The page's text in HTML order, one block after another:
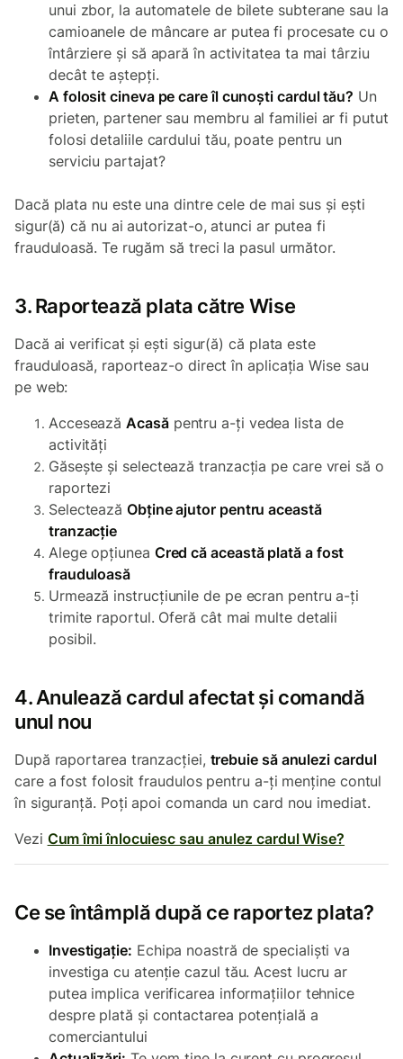
unui zbor, la automatele de bilete subterane sau la
camioanele de mâncare ar putea fi procesate cu o
întârziere și să apară în activitatea ta mai târziu
decât te aștepți.
A folosit cineva pe care îl cunoști cardul tău? Un
prieten, partener sau membru al familiei ar fi putut
folosi detaliile cardului tău, poate pentru un
serviciu partajat?
Dacă plata nu este una dintre cele de mai sus și ești
sigur(ă) că nu ai autorizat-o, atunci ar putea fi
frauduloasă. Te rugăm să treci la pasul următor.
3. Raportează plata către Wise
Dacă ai verificat și ești sigur(ă) că plata este
frauduloasă, raporteaz-o direct în aplicația Wise sau
pe web:
AcceseazăAcasăpentru a-ți vedea lista de
activități
Găsește și selectează tranzacția pe care vrei să o
raportezi
SelecteazăObține ajutor pentru această
tranzacție
Alege opțiunea Cred că această plată a fost
frauduloasă
Urmează instrucțiunile de pe ecran pentru a-ți
trimite raportul. Oferă cât mai multe detalii
posibil.
4. Anulează cardul afectat și comandă
unul nou
După raportarea tranzacției, trebuie să anulezi cardul
care a fost folosit fraudulos pentru a-ți menține contul
în siguranță. Poți apoi comanda un card nou imediat.
Vezi Cum îmi înlocuiesc sau anulez cardul Wise?
Ce se întâmplă după ce raportez plata?
Investigație: Echipa noastră de specialiști va
investiga cu atenție cazul tău. Acest lucru ar
putea implica verificarea informațiilor tehnice
despre plată și contactarea potențială a
comerciantului